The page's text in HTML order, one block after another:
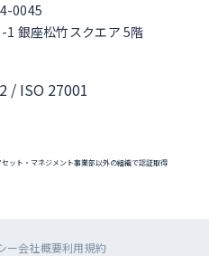
0045
銀座松竹スクエア 5階
ット・マネジメント事業部以外の組織で認証取得
ー会社概要利用規約